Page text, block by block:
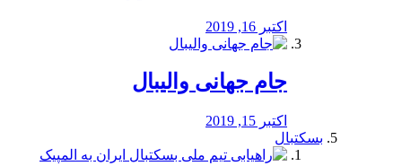
اکتبر 16, 2019
جام جهانی والیبال
اکتبر 15, 2019
بسکتبال